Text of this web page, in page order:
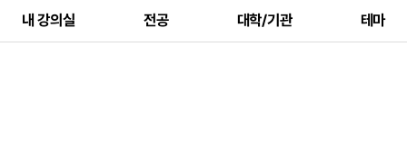
내 강의실 전공 대학/기관 테마